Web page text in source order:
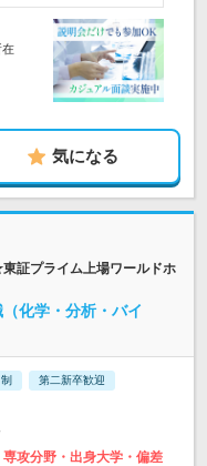
在
気になる
証プライム上場ワールドホ
化学・分析・バイ
第二新卒歓迎
専攻分野・出身大学・偏差